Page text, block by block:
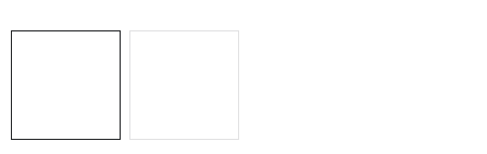
PETLOVER
DOPRAVA PO OSTRAVĚ, HLUČÍNĚ A OKOLÍ